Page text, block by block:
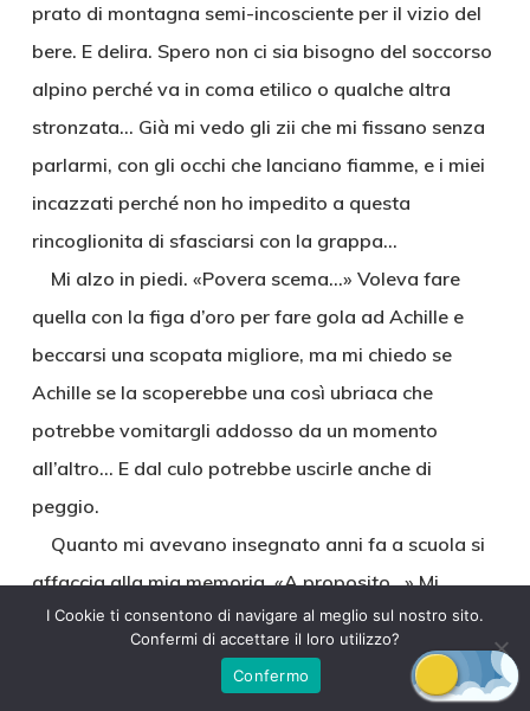
prato di montagna semi-incosciente per il vizio del
bere. E delira. Spero non ci sia bisogno del soccorso
alpino perché va in coma etilico o qualche altra
stronzata… Già mi vedo gli zii che mi fissano senza
parlarmi, con gli occhi che lanciano fiamme, e i miei
incazzati perché non ho impedito a questa
rincoglionita di sfasciarsi con la grappa…
Mi alzo in piedi. «Povera scema…» Voleva fare
quella con la figa d’oro per fare gola ad Achille e
beccarsi una scopata migliore, ma mi chiedo se
Achille se la scoperebbe una così ubriaca che
potrebbe vomitargli addosso da un momento
all’altro… E dal culo potrebbe uscirle anche di
peggio.
Quanto mi avevano insegnato anni fa a scuola si
affaccia alla mia memoria. «A proposito…» Mi
inginocchio di nuovo e la giro sulla pancia. Almeno,
se sbocca per davvero non si soffoca.
Lei emette un gemito di fastidio ma non si muove.
I Cookie ti consentono di navigare al meglio sul nostro sito.
Confermi di accettare il loro utilizzo?
Confermo